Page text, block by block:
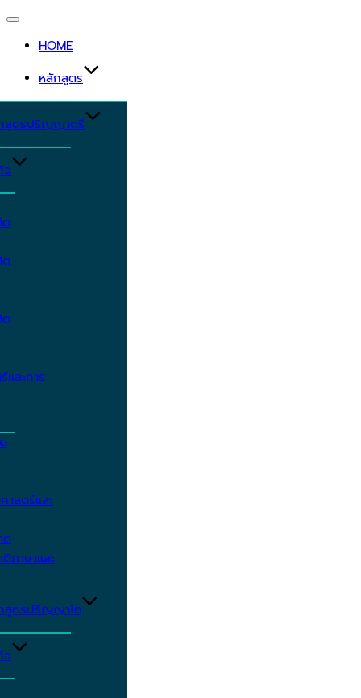
Toggle
navigation
HOME
หลักสูตร
สูตรปริญญาตรี
จ
ต
ต
ต
ละการ
สตร์และ
ติ
ภาษาและ
สูตรปริญญาโท
จ